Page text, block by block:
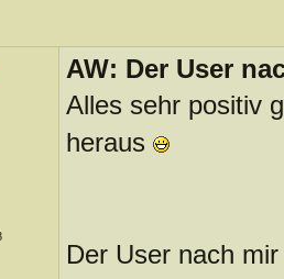
AW: Der User
Alles sehr positiv
heraus
Der User nach